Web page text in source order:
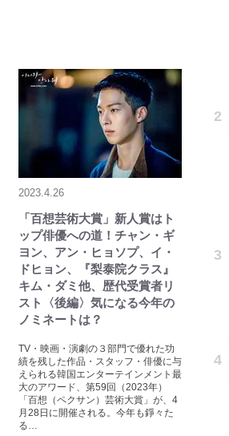
2023.4.26
「百想芸術大賞」新人賞はト
ップ俳優への道！チャン・ギ
ヨン、アン・ヒョソプ、イ・
ドヒョン、『梨泰院クラス』
キム・ダミ他、歴代受賞者リ
スト〈後編〉気になる今年の
ノミネートは？
TV・映画・演劇の３部門で優れた功
績を残した作品・スタッフ・俳優に与
えられる韓国エンターテインメント最
大のアワード、第59回（2023年）
「百想（ペクサン）芸術大賞」が、4
月28日に開催される。今年も錚々た
る…